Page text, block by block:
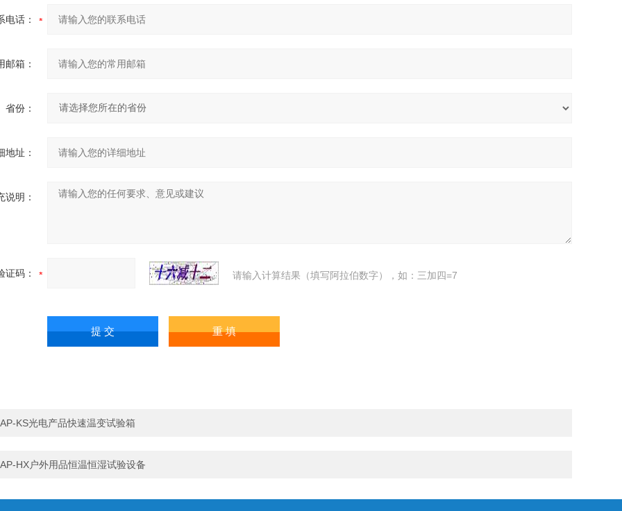
电话：
邮箱：
省份：
地址：
说明：
证码： 请输入计算结果（填写阿拉伯数字），如：三加四=7
AP-KS光电产品快速温变试验箱
AP-HX户外用品恒温恒湿试验设备